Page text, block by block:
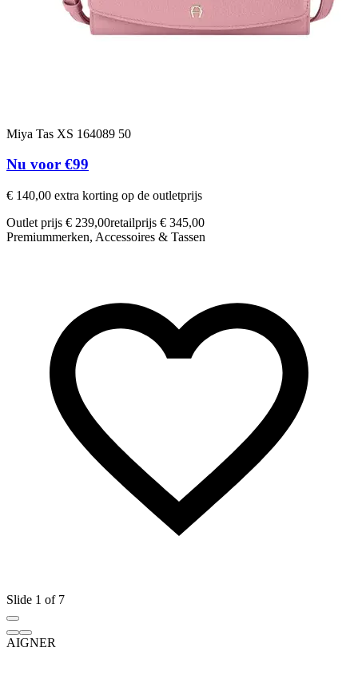
Miya Tas XS 164089 50
Nu voor €99
€ 140,00 extra korting op de outletprijs
Outlet prijs € 239,00retailprijs € 345,00
Premiummerken, Accessoires & Tassen
Slide 1 of 7
AIGNER